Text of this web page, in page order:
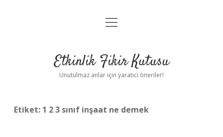
Anasayfa
Yasal Uyarı
menüyü
Etkinlik Fikir Kutusu
Unutulmaz anlar için yaratıcı öneriler!
Etiket: 1 2 3 sınıf inşaat ne demek